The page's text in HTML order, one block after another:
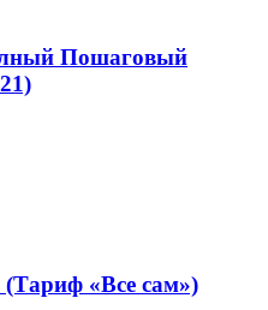
Пошаговый
«Все сам»)